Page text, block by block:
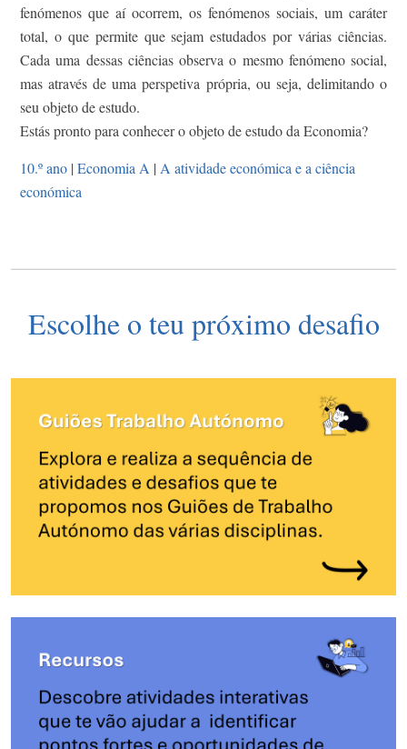
fenómenos que aí ocorrem, os fenómenos sociais, um caráter
total, o que permite que sejam estudados por várias ciências.
Cada uma dessas ciências observa o mesmo fenómeno social,
mas através de uma perspetiva própria, ou seja, delimitando o
seu objeto de estudo.
Estás pronto para conhecer o objeto de estudo da Economia?
10.º ano |Economia A |A atividade económica e a ciência
económica
Escolhe o teu próximo desafio